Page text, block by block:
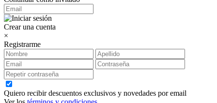
Crear una cuenta
×
Registrarme
Quiero recibir descuentos exclusivos y novedades por email